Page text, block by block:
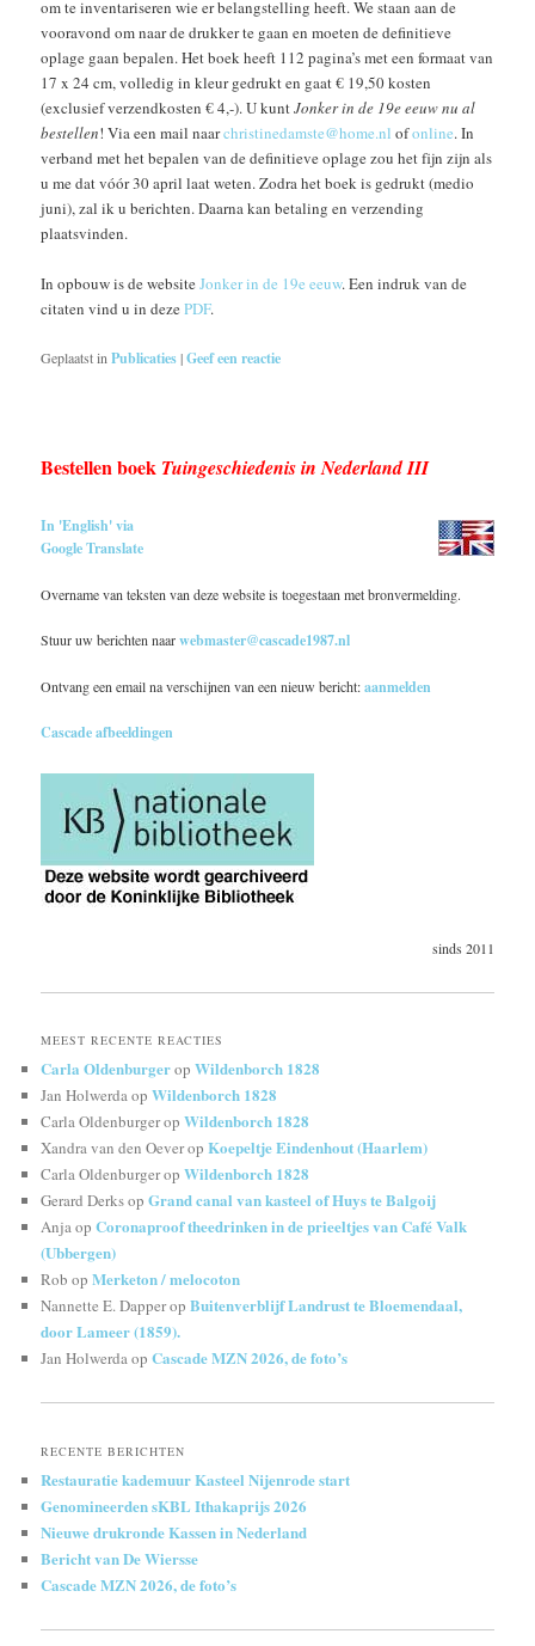
om te inventariseren wie er belangstelling heeft. We staan aan de
vooravond om naar de drukker te gaan en moeten de definitieve
oplage gaan bepalen. Het boek heeft 112 pagina’s met een formaat van
17 x 24 cm, volledig in kleur gedrukt en gaat € 19,50 kosten
(exclusief verzendkosten € 4,-). U kuntJonker in de 19e eeuw nu al
bestellen! Via een mail naarchristinedamste@home.nl ofonline. In
verband met het bepalen van de definitieve oplage zou het fijn zijn als
u me dat vóór 30 april laat weten. Zodra het boek is gedrukt (medio
juni), zal ik u berichten. Daarna kan betaling en verzending
plaatsvinden.
In opbouw is de websiteJonker in de 19e eeuw. Een indruk van de
citaten vind u in dezePDF.
Geplaatst inPublicaties|Geef een reactie
Bestellen boek Tuingeschiedenis in Nederland III
In 'English' via
Google Translate
Overname van teksten van deze website is toegestaan met bronvermelding.
Stuur uw berichten naarwebmaster@cascade1987.nl
Ontvang een email na verschijnen van een nieuw bericht:aanmelden
Cascade afbeeldingen
sinds 2011
MEEST RECENTE REACTIES
Carla OldenburgeropWildenborch 1828
Jan HolwerdaopWildenborch 1828
Carla OldenburgeropWildenborch 1828
Xandra van den OeveropKoepeltje Eindenhout (Haarlem)
Carla OldenburgeropWildenborch 1828
Gerard DerksopGrand canal van kasteel of Huys te Balgoij
AnjaopCoronaproof theedrinken in de prieeltjes van Café Valk
(Ubbergen)
Rob opMerketon / melocoton
Nannette E. DapperopBuitenverblijf Landrust te Bloemendaal,
door Lameer (1859).
Jan HolwerdaopCascade MZN 2026, de foto’s
RECENTE BERICHTEN
Restauratie kademuur Kasteel Nijenrode start
Genomineerden sKBL Ithakaprijs 2026
Nieuwe drukronde Kassen in Nederland
Bericht van De Wiersse
Cascade MZN 2026, de foto’s